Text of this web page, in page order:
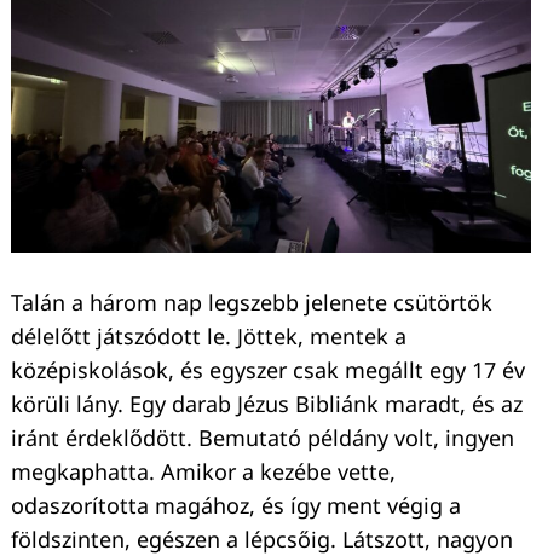
Talán a három nap legszebb jelenete csütörtök
délelőtt játszódott le. Jöttek, mentek a
középiskolások, és egyszer csak megállt egy 17 év
körüli lány. Egy darab Jézus Bibliánk maradt, és az
iránt érdeklődött. Bemutató példány volt, ingyen
megkaphatta. Amikor a kezébe vette,
odaszorította magához, és így ment végig a
földszinten, egészen a lépcsőig. Látszott, nagyon